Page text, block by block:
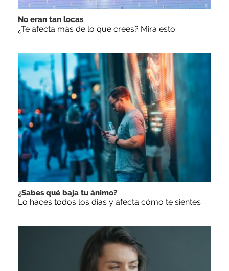
No eran tan locas
¿Te afecta más de lo que crees? Mira esto
¿Sabes qué baja tu ánimo?
Lo haces todos los días y afecta cómo te sientes